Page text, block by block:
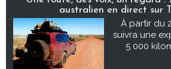
australien en direct sur
À partir du
suivra une
5 000